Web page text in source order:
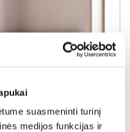
suasmeninti turinį
medijos funkcijas ir